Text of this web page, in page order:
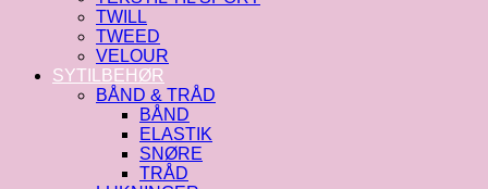
TWILL
TWEED
VELOUR
SYTILBEHØR
BÅND & TRÅD
BÅND
ELASTIK
SNØRE
TRÅD